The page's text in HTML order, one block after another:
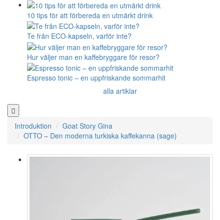
10 tips för att förbereda en utmärkt drink
Te från ECO-kapseln, varför inte?
Hur väljer man en kaffebryggare för resor?
Espresso tonic – en uppfriskande sommarhit
alla artiklar
Introduktion
Goat Story Gina
OTTO – Den moderna turkiska kaffekanna (sage)